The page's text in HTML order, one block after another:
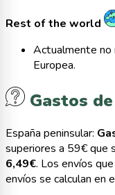
Rest of the world
Actualmente no
Europea.
Gastos
España peninsular:
superiores a 59€ que
6,49€. Los envíos
envíos se calculan en